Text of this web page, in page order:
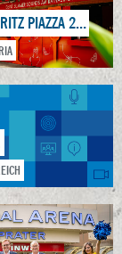
APEROL SPRITZ PIAZZA 2024